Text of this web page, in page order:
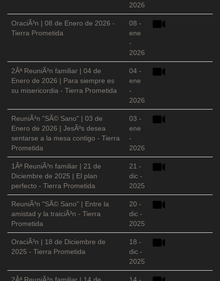
2026
OraciÃ³n | 08 de Enero de 2026 -
Tierra Prometida
08 -
ene
-
2026
2Âª ReuniÃ³n familiar | 04 de
Enero de 2026 | Para siempre es
su misericordia - Tierra Prometida
04 -
ene
-
2026
ReuniÃ³n "SÃ© Sano" | 03 de
Enero de 2026 | JesÃºs desea
sentarse a la mesa contigo - Tierra
Prometida
03 -
ene
-
2026
1Âª ReuniÃ³n familiar | 21 de
Diciembre de 2025 | El plan
perfecto - Tierra Prometida
21 -
dic -
2025
ReuniÃ³n "SÃ© Sano" | Entre la
amistad y la traiciÃ³n - Tierra
Prometida
20 -
dic -
2025
OraciÃ³n | 18 de Diciembre de
2025 - Tierra Prometida
18 -
dic -
2025